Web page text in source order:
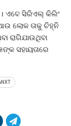
ଏବେ ସିରିଏଲ୍‌ କିଲିଂ
ଲୋକ ତାକୁ ଚିହ୍ନି
ରାଗିଯାଉଥିବା
ସହାୟତାରେ